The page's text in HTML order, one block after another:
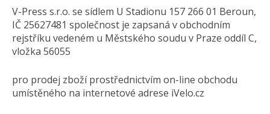
V-Press s.r.o. se sídlem U Stadionu 157 266 01 Beroun,
IČ 25627481 společnost je zapsaná v obchodním
rejstříku vedeném u Městského soudu v Praze oddíl C,
vložka 56055
pro prodej zboží prostřednictvím on-line obchodu
umístěného na internetové adrese iVelo.cz